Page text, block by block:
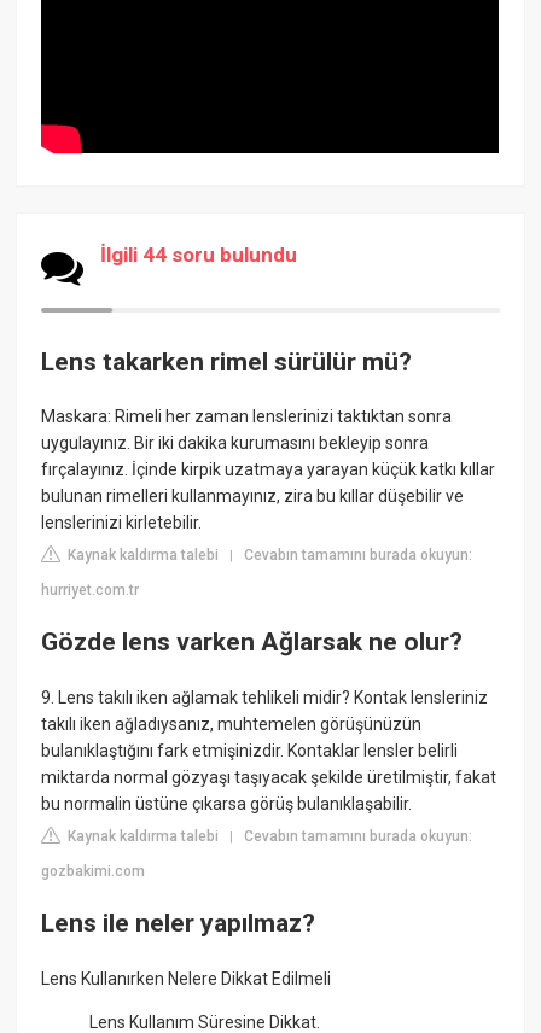
İlgili 44 soru bulundu
Lens takarken rimel sürülür mü?
Maskara: Rimeli her zaman lenslerinizi taktıktan sonra
uygulayınız. Bir iki dakika kurumasını bekleyip sonra
fırçalayınız. İçinde kirpik uzatmaya yarayan küçük katkı kıllar
bulunan rimelleri kullanmayınız, zira bu kıllar düşebilir ve
lenslerinizi kirletebilir.
Kaynak kaldırma talebi |Cevabın tamamını burada okuyun:
hurriyet.com.tr
Gözde lens varken Ağlarsak ne olur?
9. Lens takılı iken ağlamak tehlikeli midir? Kontak lensleriniz
takılı iken ağladıysanız, muhtemelen görüşünüzün
bulanıklaştığını fark etmişinizdir. Kontaklar lensler belirli
miktarda normal gözyaşı taşıyacak şekilde üretilmiştir, fakat
bu normalin üstüne çıkarsa görüş bulanıklaşabilir.
Kaynak kaldırma talebi |Cevabın tamamını burada okuyun:
gozbakimi.com
Lens ile neler yapılmaz?
Lens Kullanırken Nelere Dikkat Edilmeli
Lens Kullanım Süresine Dikkat.